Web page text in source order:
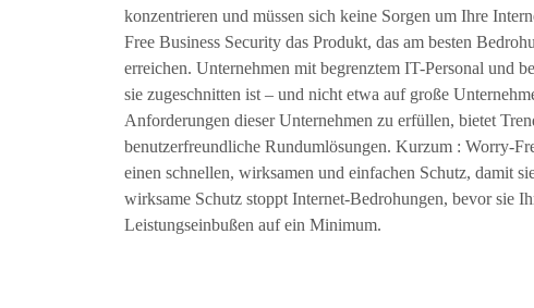
konzentrieren und müssen sich keine Sorgen um Ihre
Free Business Security das Produkt, das am besten
erreichen. Unternehmen mit begrenztem IT-Personal und
sie zugeschnitten ist – und nicht etwa auf große
Anforderungen dieser Unternehmen zu erfüllen, bietet
benutzerfreundliche Rundumlösungen. Kurzum : Worry-
einen schnellen, wirksamen und einfachen Schutz, damit
wirksame Schutz stoppt Internet-Bedrohungen, bevor sie
Leistungseinbußen auf ein Minimum.